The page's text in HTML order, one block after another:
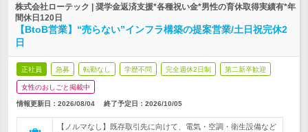
株式会社ローテック | 奨学金返済支援*各種祝い金*男性の育休取得実績有*年
間休日120日
【BtoB営業】“売らない”インフラ構築の提案営業/土日祝完休2
日
正社員 急募 転勤なし 学歴不問 完全週休2日制 第二新卒歓迎
女性のおしごと掲載中
情報更新日：2026/08/04 終了予定日： 2026/10/05
【ノルマなし】既存取引先に向けて、電気・空調・衛生設備など